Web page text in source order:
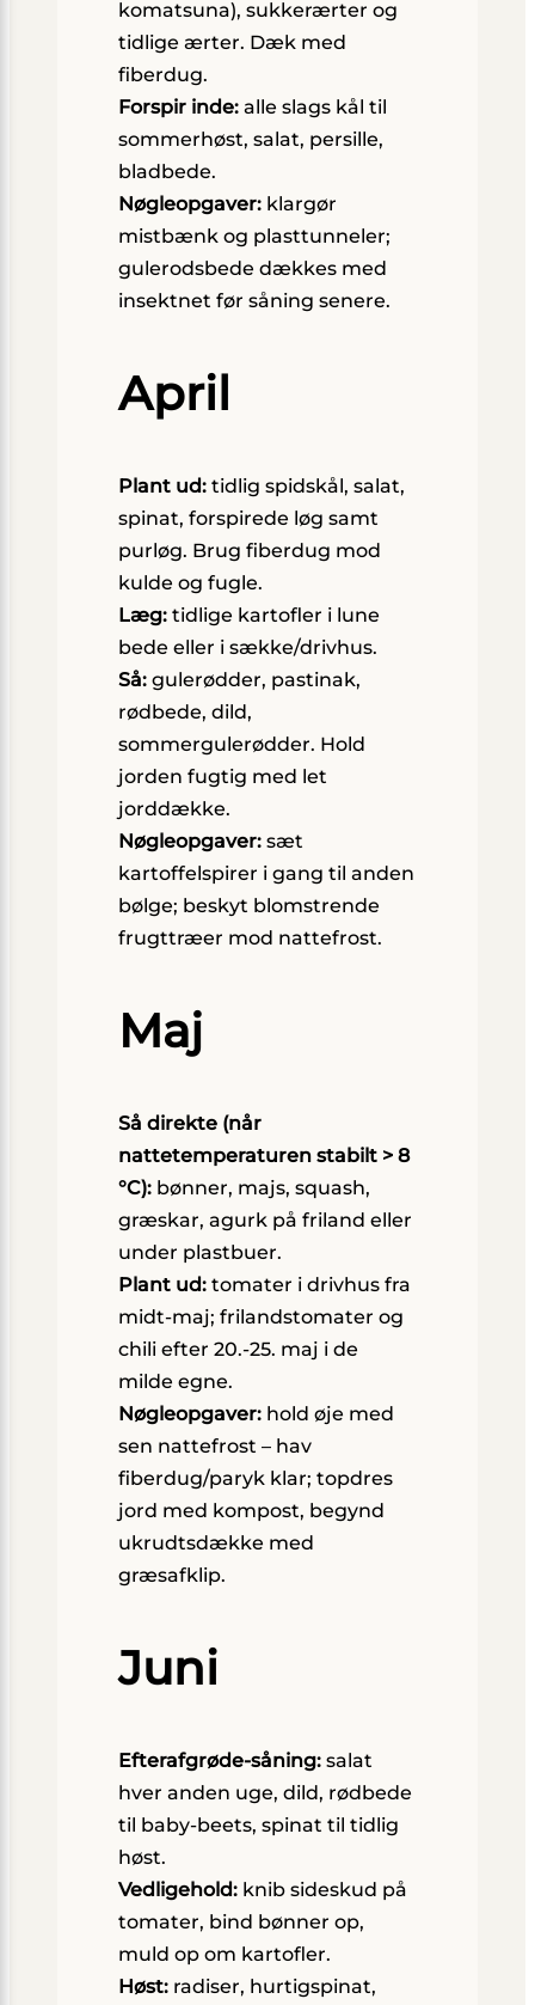
komatsuna), sukkerærter og
tidlige ærter. Dæk med
fiberdug.
Forspir inde:alle slags kål til
sommerhøst, salat, persille,
bladbede.
Nøgleopgaver:klargør
mistbænk og plasttunneler;
gulerodsbede dækkes med
insektnet før såning senere.
April
Plant ud:tidlig spidskål, salat,
spinat, forspirede løg samt
purløg. Brug fiberdug mod
kulde og fugle.
Læg:tidlige kartofler i lune
bede eller i sække/drivhus.
Så:gulerødder, pastinak,
rødbede, dild,
sommergulerødder. Hold
jorden fugtig med let
jorddække.
Nøgleopgaver:sæt
kartoffelspirer i gang til anden
bølge; beskyt blomstrende
frugttræer mod nattefrost.
Maj
Så direkte (når
nattetemperaturen stabilt > 8
°C):bønner, majs, squash,
græskar, agurk på friland eller
under plastbuer.
Plant ud:tomater i drivhus fra
midt-maj; frilandstomater og
chili efter 20.-25. maj i de
milde egne.
Nøgleopgaver:hold øje med
sen nattefrost – hav
fiberdug/paryk klar; topdres
jord med kompost, begynd
ukrudtsdække med
græsafklip.
Juni
Efterafgrøde-såning:salat
hver anden uge, dild, rødbede
til baby-beets, spinat til tidlig
høst.
Vedligehold:knib sideskud på
tomater, bind bønner op,
muld op om kartofler.
Høst:radiser, hurtigspinat,